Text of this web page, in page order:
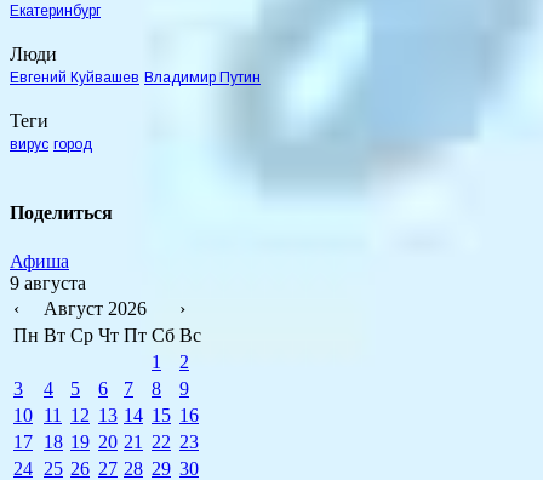
Екатеринбург
Люди
Евгений Куйвашев Владимир Путин
Теги
вирус город
Поделиться
Афиша
9 августа
‹
Август 2026
›
Пн Вт Ср Чт Пт Сб Вс
1
2
3
4 5 6 7 8
9
10 11 12 13 14 15 16
17 18 19 20 21 22 23
24 25 26 27 28 29 30